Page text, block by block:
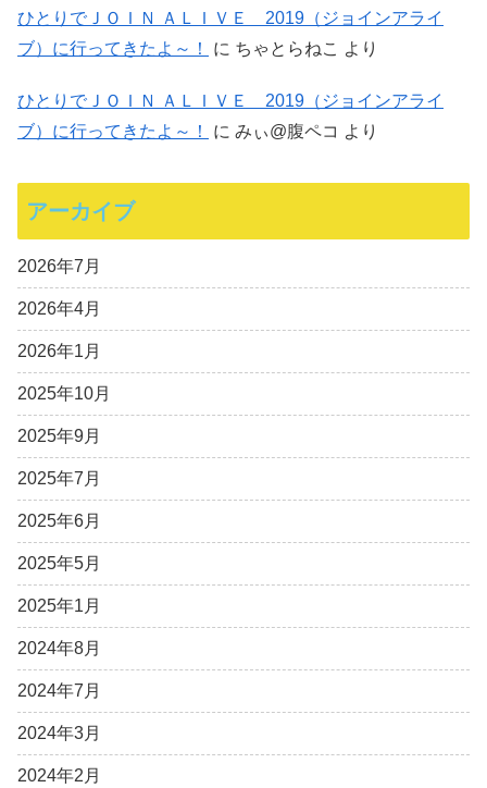
ひとりでＪＯＩＮ ＡＬＩＶＥ 2019（ジョインアライ
ブ）に行ってきたよ～！
に ちゃとらねこ より
ひとりでＪＯＩＮ ＡＬＩＶＥ 2019（ジョインアライ
ブ）に行ってきたよ～！
に みぃ@腹ペコ より
アーカイブ
2026年7月
2026年4月
2026年1月
2025年10月
2025年9月
2025年7月
2025年6月
2025年5月
2025年1月
2024年8月
2024年7月
2024年3月
2024年2月